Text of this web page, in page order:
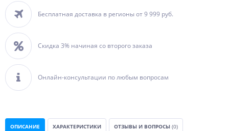
Бесплатная доставка в регионы от 9 999 руб.
Скидка 3% начиная со второго заказа
Онлайн-консультации по любым вопросам
ОПИСАНИЕ ХАРАКТЕРИСТИКИ ОТЗЫВЫ И ВОПРОСЫ (0)